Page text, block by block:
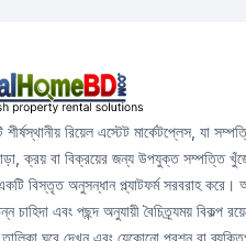
শীর্ষস্থানীয় রিয়েল এস্টেট মার্কেটপ্লেস, যা
ক্রয় বা বিক্রয়ের জন্য উপযুক্ত সম্পত্তি
বিস্তৃত অনুসন্ধান প্ল্যাটফর্ম সরবরাহ করে।
চাহিদা এবং পছন্দ অনুযায়ী বৈচিত্র্যময় বিকল্প
তালিকা ঘুরে দেখুন এবং যেকোনো প্রশ্ন বা